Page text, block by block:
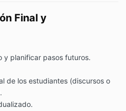
Final y
y planificar pasos futuros.
de los estudiantes (discursos o